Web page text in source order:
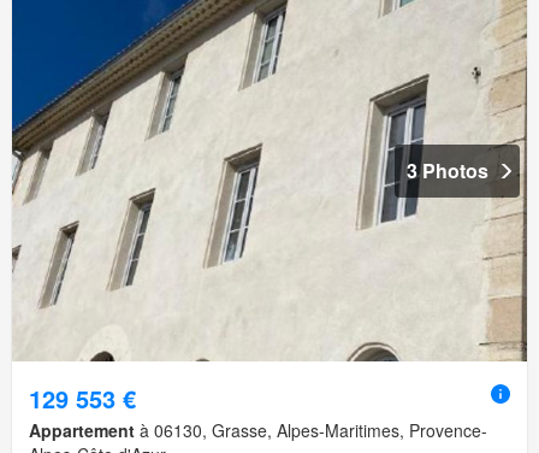
3 Photos
129 553 €
Appartement à 06130, Grasse, Alpes-Maritimes, Provence-